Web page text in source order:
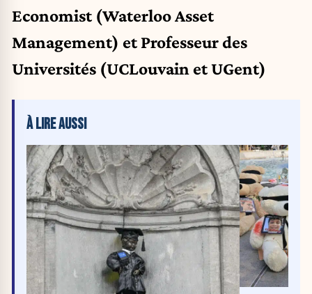
Economist (Waterloo Asset
Management) et Professeur des
Universités (UCLouvain et UGent)
À LIRE AUSSI